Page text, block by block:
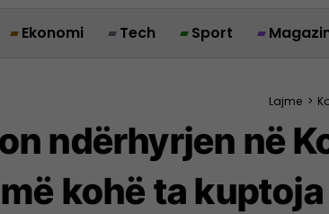
Ekonomi Tech Sport
Lajme >
ndërhyrjen në
kohë ta